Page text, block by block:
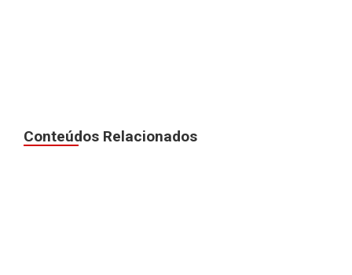
Conteúdos Relacionados